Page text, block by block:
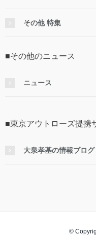
その他 特集
■その他のニュース
ニュース
■東京アウトローズ提携
大泉孝基の情報ブログ
©